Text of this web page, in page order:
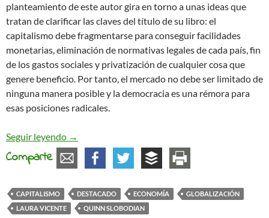
planteamiento de este autor gira en torno a unas ideas que
tratan de clarificar las claves del título de su libro: el
capitalismo debe fragmentarse para conseguir facilidades
monetarias, eliminación de normativas legales de cada país, fin
de los gastos sociales y privatización de cualquier cosa que
genere beneficio. Por tanto, el mercado no debe ser limitado de
ninguna manera posible y la democracia es una rémora para
esas posiciones radicales.
Seguir leyendo El capitalismo sueña con un mundo sin
→
Comparte
CAPITALISMO DESTACADO ECONOMÍA
GLOBALIZACIÓN
LAURA VICENTE
QUINN SLOBODIAN